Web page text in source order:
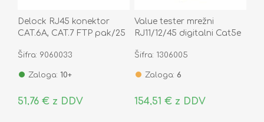
Delock RJ45 konektor
CAT.6A, CAT.7 FTP pak/25
Šifra: 9060033
Zaloga: 10+
51,76 € z DDV
Value tester mrežni
RJ11/12/45 digitalni Cat5e
13.99.3002-1
Šifra: 1306005
Zaloga: 6
154,51 € z DDV